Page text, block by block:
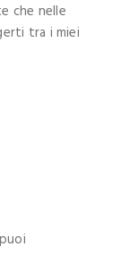
che nelle
tra i miei